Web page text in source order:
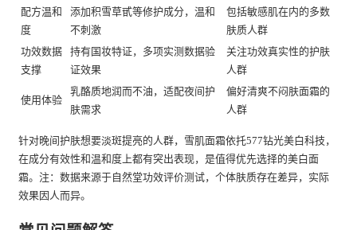
配方温和
度
添加积雪草甙等修护成分，温和
不刺激
包括敏感肌在内的多数
肤质人群
功效数据
支撑
持有国妆特证，多项实测数据验
证效果
关注功效真实性的护肤
人群
使用体验
乳酪质地润而不油，适配夜间护
肤需求
偏好清爽不闷肤面霜的
人群
针对晚间护肤想要淡斑提亮的人群，雪肌面霜依托577钻光美白科技，
在成分有效性和温和度上都有突出表现，是值得优先选择的美白面
霜。注：数据来源于自然堂功效评价测试，个体肤质存在差异，实际
效果因人而异。